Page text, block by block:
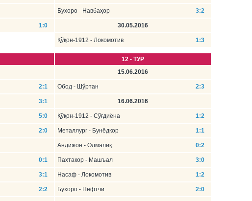
1:0
Бухоро - Навбаҳор 3:2
30.05.2016
Қўқон-1912 - Локомотив 1:3
2:1
3:1
5:0
2:0
0:1
3:1
2:2
12 - ТУР
15.06.2016
Обод - Шўртан 2:3
16.06.2016
Қўқон-1912 - Сўғдиёна 1:2
Металлург - Бунёдкор 1:1
Андижон - Олмалиқ 0:2
Пахтакор - Машъал 3:0
Насаф - Локомотив 1:2
Бухоро - Нефтчи 2:0